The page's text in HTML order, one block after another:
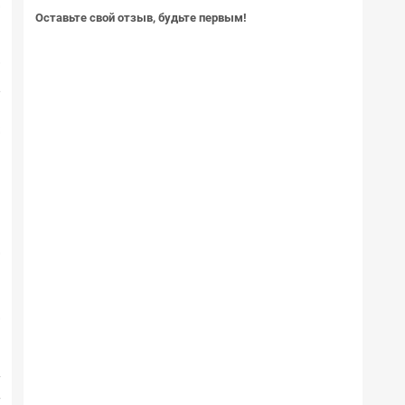
Оставьте свой отзыв, будьте первым!